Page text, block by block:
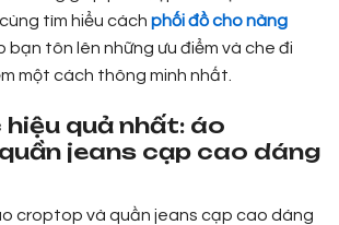
tìm hiểu cách phối đồ cho nàng
bạn tôn lên những ưu điểm và che đi
một cách thông minh nhất.
quả nhất: áo
jeans cạp cao dáng
croptop và quần jeans cạp cao dáng